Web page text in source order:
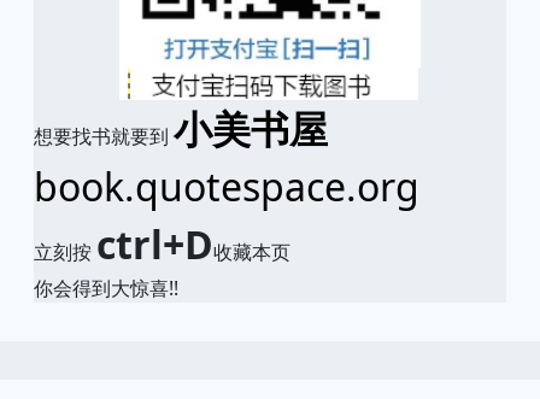
想要找书就要到 小美书屋
book.quotespace.org
立刻按 ctrl+D收藏本页
你会得到大惊喜!!